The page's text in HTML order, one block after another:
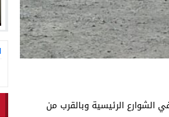
الشوارع الرئيسية وبالقرب من